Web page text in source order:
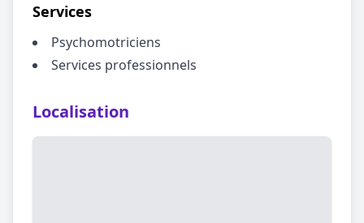
Services
Psychomotriciens
Services professionnels
Localisation